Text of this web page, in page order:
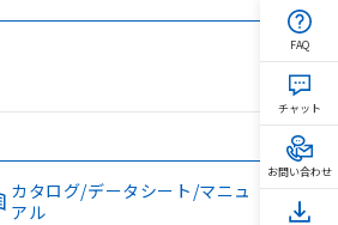
カタログ/データシート/マニュ
アル
FAQ
チャット
お問い合わせ